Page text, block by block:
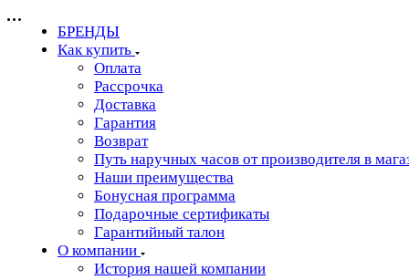
БРЕНДЫ
Как купить
Оплата
Рассрочка
Доставка
Гарантия
Возврат
Путь наручных часов от производителя в
Наши преимущества
Бонусная программа
Подарочные сертификаты
Гарантийный талон
О компании
История нашей компании